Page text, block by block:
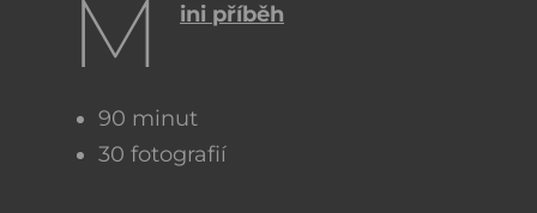
M ini příběh
90 minut
30 fotografií